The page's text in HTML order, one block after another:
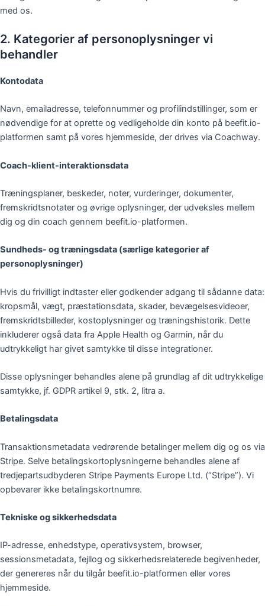
med os.
2. Kategorier af personoplysninger vi
behandler
Kontodata
Navn, emailadresse, telefonnummer og profilindstillinger, som er
nødvendige for at oprette og vedligeholde din konto på beefit.io-
platformen samt på vores hjemmeside, der drives via Coachway.
Coach-klient-interaktionsdata
Træningsplaner, beskeder, noter, vurderinger, dokumenter,
fremskridtsnotater og øvrige oplysninger, der udveksles mellem
dig og din coach gennem beefit.io-platformen.
Sundheds- og træningsdata (særlige kategorier af
personoplysninger)
Hvis du frivilligt indtaster eller godkender adgang til sådanne data:
kropsmål, vægt, præstationsdata, skader, bevægelsesvideoer,
fremskridtsbilleder, kostoplysninger og træningshistorik. Dette
inkluderer også data fra Apple Health og Garmin, når du
udtrykkeligt har givet samtykke til disse integrationer.
Disse oplysninger behandles alene på grundlag af dit udtrykkelige
samtykke, jf. GDPR artikel 9, stk. 2, litra a.
Betalingsdata
Transaktionsmetadata vedrørende betalinger mellem dig og os via
Stripe. Selve betalingskortoplysningerne behandles alene af
tredjepartsudbyderen Stripe Payments Europe Ltd. (“Stripe”). Vi
opbevarer ikke betalingskortnumre.
Tekniske og sikkerhedsdata
IP-adresse, enhedstype, operativsystem, browser,
sessionsmetadata, fejllog og sikkerhedsrelaterede begivenheder,
der genereres når du tilgår beefit.io-platformen eller vores
hjemmeside.